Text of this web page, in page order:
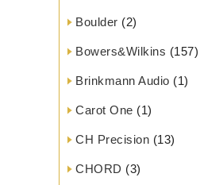
Boulder (2)
Bowers&Wilkins (157)
Brinkmann Audio (1)
Carot One (1)
CH Precision (13)
CHORD (3)